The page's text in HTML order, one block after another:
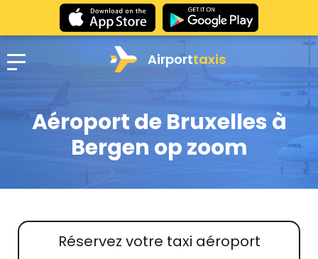
Airporttaxis
Aéroport de Bruxelles à
Bergen op zoom
Réservez votre taxi aéroport